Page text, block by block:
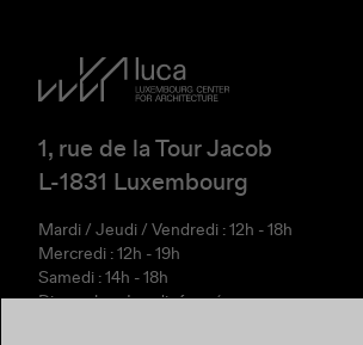
1, rue de la Tour Jacob
L-1831 Luxembourg
Mardi / Jeudi / Vendredi : 12h - 18h
Mercredi : 12h - 19h
Samedi : 14h - 18h
Dimanche - Lundi : fermé